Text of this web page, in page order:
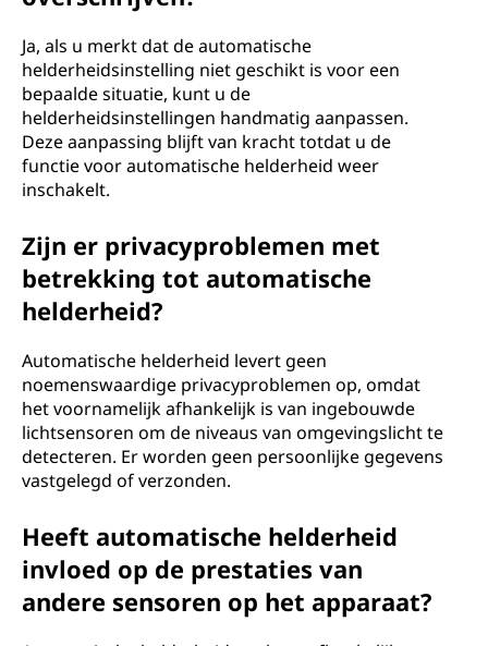
Ja, als u merkt dat de automatische
helderheidsinstelling niet geschikt is voor een
bepaalde situatie, kunt u de
helderheidsinstellingen handmatig aanpassen.
Deze aanpassing blijft van kracht totdat u de
functie voor automatische helderheid weer
inschakelt.
Zijn er privacyproblemen met
betrekking tot automatische
helderheid?
Automatische helderheid levert geen
noemenswaardige privacyproblemen op, omdat
het voornamelijk afhankelijk is van ingebouwde
lichtsensoren om de niveaus van omgevingslicht te
detecteren. Er worden geen persoonlijke gegevens
vastgelegd of verzonden.
Heeft automatische helderheid
invloed op de prestaties van
andere sensoren op het apparaat?